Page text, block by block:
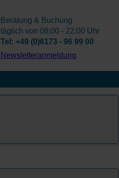
Beratung & Buchung
täglich von 08:00 - 22:00 Uhr
Tel: +49 (0)6173 - 96 99 00
­Newsletteranmeldung